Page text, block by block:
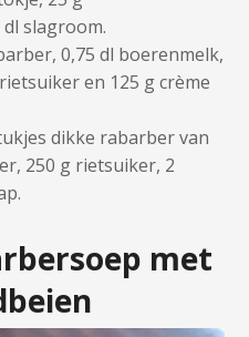
slagroom.
0,75 dl boerenmelk,
en 125 g crème
dikke rabarber van
250 g rietsuiker, 2
met